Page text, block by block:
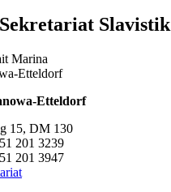
Slavistik
Etteldorf
15, DM 130
201 3239
201 3947